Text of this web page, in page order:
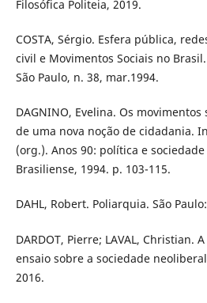
Filosófica Politeia, 2019.
COSTA, Sérgio. Esfera pública,
civil e Movimentos Sociais no
São Paulo, n. 38, mar.1994.
DAGNINO, Evelina. Os
de uma nova noção de cidadania.
(org.). Anos 90: política e
Brasiliense, 1994. p. 103-115.
DAHL, Robert. Poliarquia. São
DARDOT, Pierre; LAVAL, Christian.
ensaio sobre a sociedade
2016.